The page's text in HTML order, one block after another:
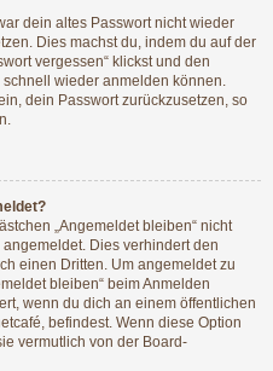
dein altes Passwort nicht wieder
Dies machst du, indem du auf der
vergessen“ klickst und den
wieder anmelden können.
dein Passwort zurückzusetzen, so
„Angemeldet bleiben“ nicht
Dies verhindert den
einen Dritten. Um angemeldet zu
bleiben“ beim Anmelden
wenn du dich an einem öffentlichen
befindest. Wenn diese Option
vermutlich von der Board-